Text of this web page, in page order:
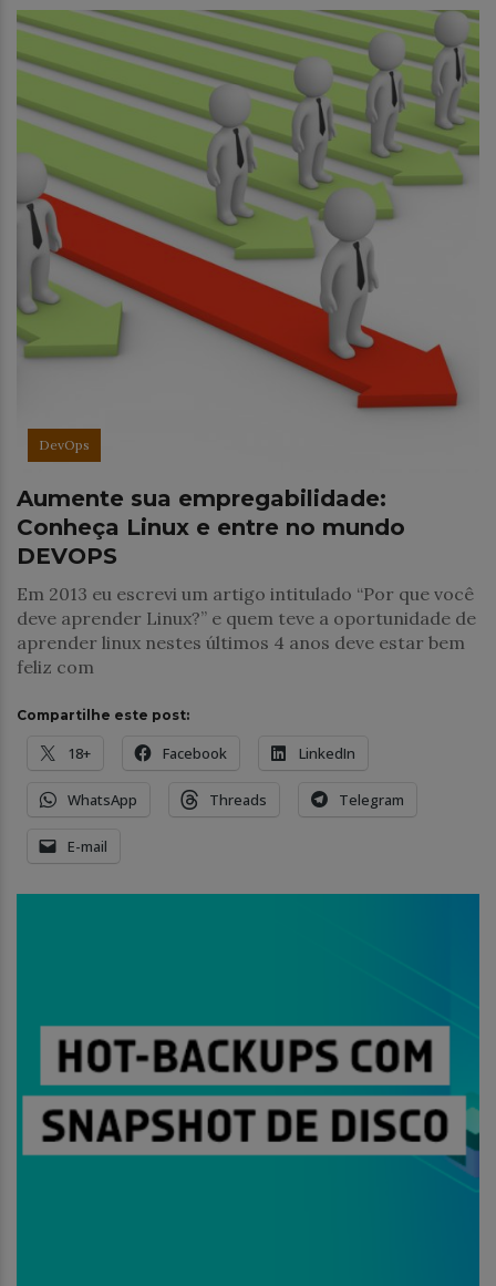
DevOps
Aumente sua empregabilidade:
Conheça Linux e entre no mundo
DEVOPS
Em 2013 eu escrevi um artigo intitulado “Por que você
deve aprender Linux?” e quem teve a oportunidade de
aprender linux nestes últimos 4 anos deve estar bem
feliz com
Compartilhe este post:
18+ Facebook LinkedIn
WhatsApp Threads Telegram
E-mail